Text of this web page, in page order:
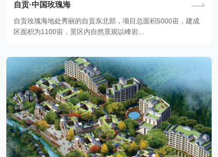
自贡·中国玫瑰海
自贡玫瑰海地处秀丽的自贡东北部，项目总面积5000亩，建成
区面积为1100亩，景区内自然景观以峰岩...